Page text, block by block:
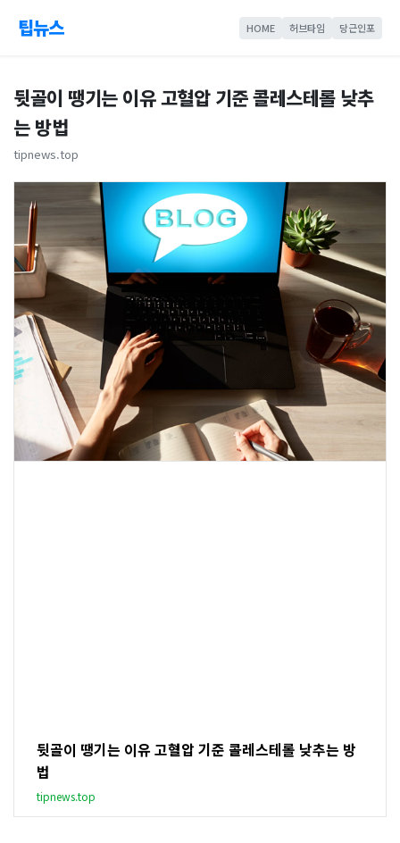
팁뉴스 HOME 허브타임 당근인포
뒷골이 땡기는 이유 고혈압 기준 콜레스테롤 낮추
는 방법
tipnews.top
뒷골이 땡기는 이유 고혈압 기준 콜레스테롤 낮추는 방
법
tipnews.top